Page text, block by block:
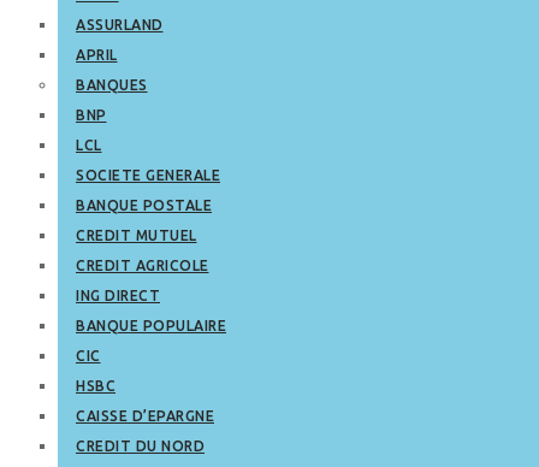
ASSURLAND
APRIL
BANQUES
BNP
LCL
SOCIETE GENERALE
BANQUE POSTALE
CREDIT MUTUEL
CREDIT AGRICOLE
ING DIRECT
BANQUE POPULAIRE
CIC
HSBC
CAISSE D’EPARGNE
CREDIT DU NORD